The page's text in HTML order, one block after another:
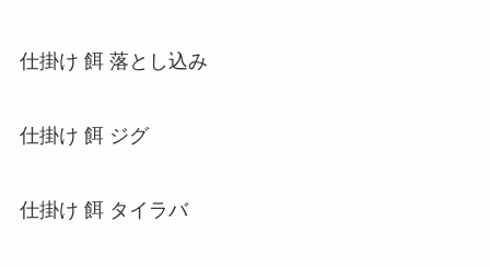
仕掛け 餌 落とし込み
仕掛け 餌 ジグ
仕掛け 餌 タイラバ